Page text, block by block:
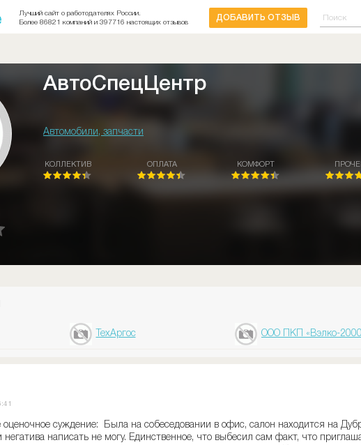
Лучший сайт о работодателях России.
Более 86821 компаний и 397716 настоящих отзывов
ДОБАВИТЬ ОТЗЫВ
АвтоСпецЦентр
Автомобили, запчасти
КОЛЛЕКТИВ ОПЛАТА КОМФОРТ
ТехАргос ООО ПКП «Вэлко-
оценочное суждение: Была на собеседовании в офис, салон находится на
негатива написать не могу. Единственное, что выбесил сам факт, что